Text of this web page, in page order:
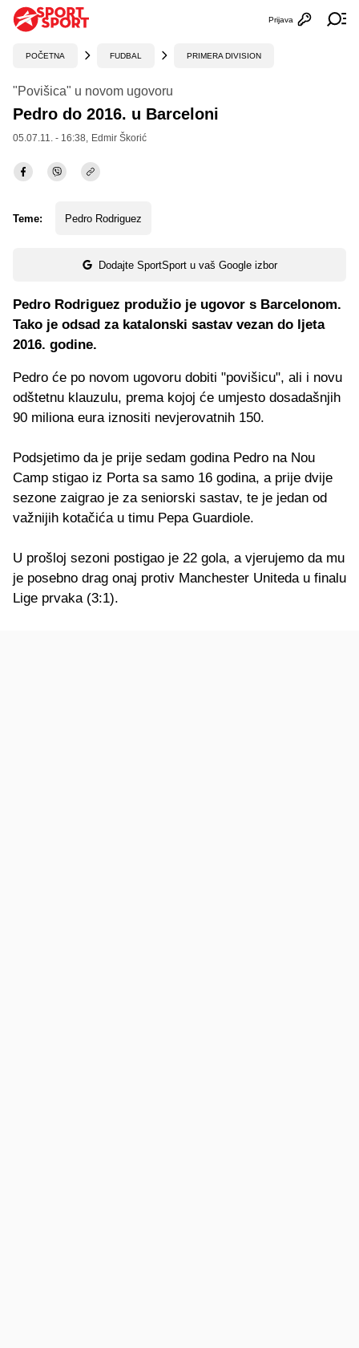
Otvori
Prijava
POČETNA FUDBAL PRIMERA DIVISION
"Povišica" u novom ugovoru
Pedro do 2016. u Barceloni
05.07.11. - 16:38, Edmir Škorić
Teme: Pedro Rodriguez
Dodajte SportSport u vaš Google izbor
Pedro Rodriguez produžio je ugovor s Barcelonom.
Tako je odsad za katalonski sastav vezan do ljeta
2016. godine.
Pedro će po novom ugovoru dobiti "povišicu", ali i novu
odštetnu klauzulu, prema kojoj će umjesto dosadašnjih
90 miliona eura iznositi nevjerovatnih 150.
Podsjetimo da je prije sedam godina Pedro na Nou
Camp stigao iz Porta sa samo 16 godina, a prije dvije
sezone zaigrao je za seniorski sastav, te je jedan od
važnijih kotačića u timu Pepa Guardiole.
U prošloj sezoni postigao je 22 gola, a vjerujemo da mu
je posebno drag onaj protiv Manchester Uniteda u finalu
Lige prvaka (3:1).